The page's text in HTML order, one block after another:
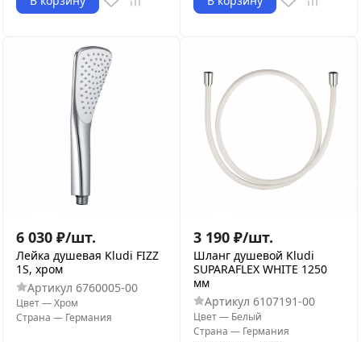
6 030 ₽/шт.
Лейка душевая Kludi FIZZ
1S, хром
Артикул 6760005-00
Цвет—Хром
Страна — Германия
3 190 ₽/шт.
Шланг душевой Kludi
SUPARAFLEX WHITE 1250
мм
Артикул 6107191-00
Цвет— Белый
Страна — Германия